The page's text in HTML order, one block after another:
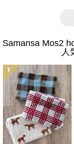
Samansa Mos2
人
1